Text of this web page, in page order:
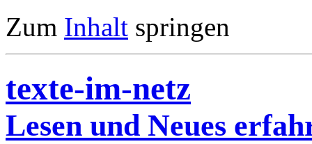
Zum Inhalt springen
texte-im-netz
Lesen und Neues